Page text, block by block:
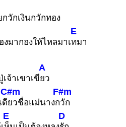
กวักเงินกวักทอง
มากองให้ไหลมาเ
E
ทมา
จ้าเขาเขี
A
ยว
ดี
C#m
ยวชื่อแม่นางก
F#m
วัก
E D